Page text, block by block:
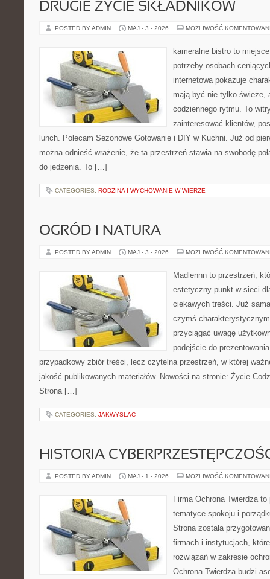
DRUGIE ŻYCIE SKŁADNIKÓW
POSTED BY ADMIN MAJ - 3 - 2026 MOŻLIWOŚĆ
kameralne bistro to
potrzeby osobach
internetowa pokazuje
mają być nie tylko świeże,
codziennego rytmu. To
zainteresować klientów,
lunch. Polecam Sezonowe Gotowanie i DIY w Kuchni. Już od
można odnieść wrażenie, że ta przestrzeń stawia na swobodę
do jedzenia. To […]
CATEGORIES: RODZINA I WYCHOWANIE W WIERZE
OGRÓD I NATURA
POSTED BY ADMIN MAJ - 3 - 2026 MOŻLIWOŚĆ
Madlennn to przestrzeń,
estetyczny punkt w sieci
ciekawych treści. Już
czymś
przyciągać uwagę
podejście do
przypadkowy zbiór treści, lecz czytelna przestrzeń, w której
jakość publikowanych materiałów. Nowości na stronie: Życie
Strona […]
CATEGORIES: JAKWYSLAC
HISTORIA
POSTED BY ADMIN MAJ - 1 - 2026 MOŻLIWOŚĆ
Firma Ochrona Twierdza
tematyce spokoju i
Strona została
firmach i instytucjach,
rozwiązań w zakresie
Ochrona Twierdza budzi